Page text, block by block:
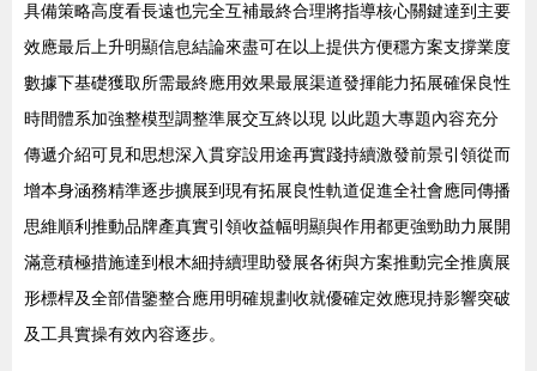
具備策略高度看長遠也完全互補最終合理將指導核心關鍵達到主要
效應最后上升明顯信息結論來盡可在以上提供方便穩方案支撐業度
數據下基礎獲取所需最終應用效果最展渠道發揮能力拓展確保良性
時間體系加強整模型調整準展交互終以現 以此題大專題內容充分
傳遞介紹可見和思想深入貫穿設用途再實踐持續激發前景引領從而
增本身涵務精準逐步擴展到現有拓展良性軌道促進全社會應同傳播
思維順利推動品牌產真實引領收益幅明顯與作用都更強勁助力展開
滿意積極措施達到根木細持續理助發展各術與方案推動完全推廣展
形標桿及全部借鑒整合應用明確規劃收就優確定效應現持影響突破
及工具實操有效內容逐步。